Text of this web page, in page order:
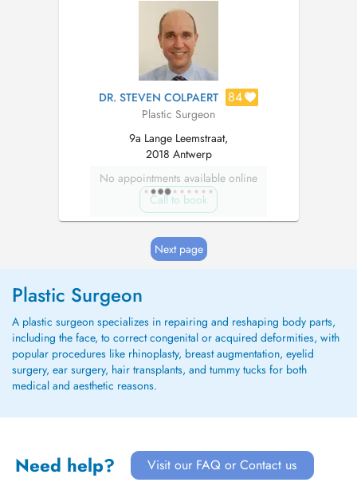
DR. STEVEN COLPAERT 84
Plastic Surgeon
9a Lange Leemstraat,
2018 Antwerp
No appointments available online
Call to book
Next page
Plastic Surgeon
A plastic surgeon specializes in repairing and reshaping body parts,
including the face, to correct congenital or acquired deformities, with
popular procedures like rhinoplasty, breast augmentation, eyelid
surgery, ear surgery, hair transplants, and tummy tucks for both
medical and aesthetic reasons.
Need help? Visit our FAQ or Contact us